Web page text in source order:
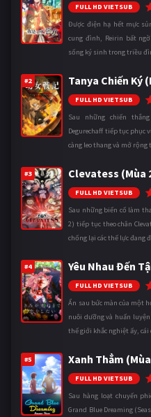
FULL HD VIETSUB
Được điện hạ hết mực
cung đình, Reirin bất
sống ký sinh trong triều
#2 Tanya Chiến Ký
FULL HD VIETSUB
Sau những chiến
Degurechaff tiếp tục phục
càng leo thang và mở
#3 Clevatess (Mùa
FULL HD VIETSUB
Sau những biến cố làm
2) tiếp tục theo chân
chống lại các thế lực đang
#4 Yêu Nhau Đến
FULL HD VIETSUB
Ẩn sau bức màn của một
nuôi dưỡng và huấn
thế giới khắc nghiệt ấy,
#5 Xanh Thẳm
FULL HD VIETSUB
Sau hàng loạt chuyến
Grand Blue Dreaming